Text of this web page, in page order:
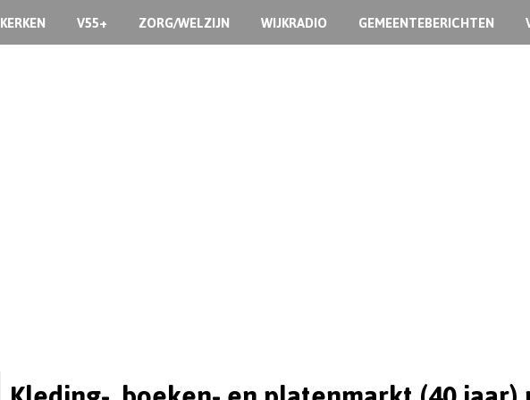
KERKEN V55+ ZORG/WELZIJN WIJKRADIO GEMEENTEBERICHTEN